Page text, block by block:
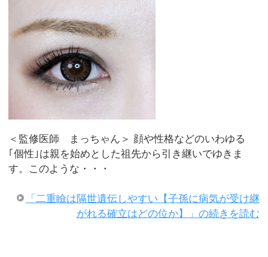
＜監修医師 まっちゃん＞ 顔や性格などのいわゆる
｢個性｣は親を始めとした祖先から引き継いでゆきま
す。このような・・・
「二重瞼は隔世遺伝しやすい【子孫に病気が受け継
がれる確立はどの位か】」の続きを読む